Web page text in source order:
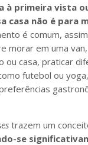
à primeira vista
casa não é para
é comum,
morar em uma van,
ou casa, praticar
futebol ou
trazem um
se